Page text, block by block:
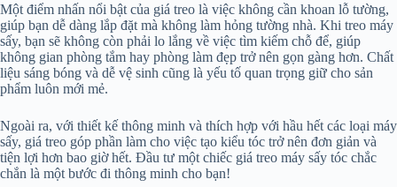
Một điểm nhấn nổi bật của giá treo là việc không cần khoan lỗ tường,
giúp bạn dễ dàng lắp đặt mà không làm hỏng tường nhà. Khi treo máy
sấy, bạn sẽ không còn phải lo lắng về việc tìm kiếm chỗ để, giúp
không gian phòng tắm hay phòng làm đẹp trở nên gọn gàng hơn. Chất
liệu sáng bóng và dễ vệ sinh cũng là yếu tố quan trọng giữ cho sản
phẩm luôn mới mẻ.
Ngoài ra, với thiết kế thông minh và thích hợp với hầu hết các loại máy
sấy, giá treo góp phần làm cho việc tạo kiểu tóc trở nên đơn giản và
tiện lợi hơn bao giờ hết. Đầu tư một chiếc giá treo máy sấy tóc chắc
chắn là một bước đi thông minh cho bạn!